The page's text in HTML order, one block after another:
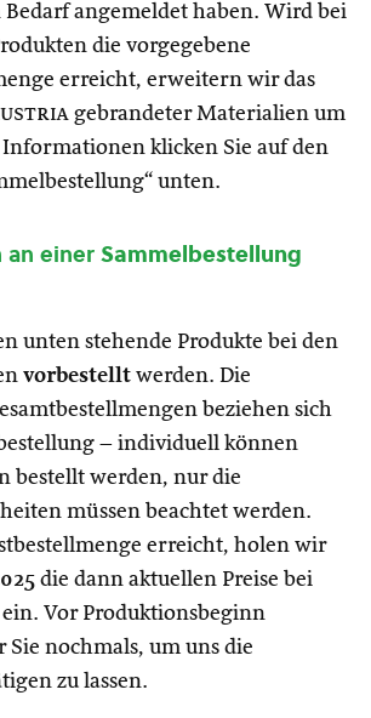
angemeldet haben. Wird bei
die vorgegebene
erreicht, erweitern wir das
gebrandeter Materialien um
klicken Sie auf den
unten.
an einer Sammelbestellung
unten stehende Produkte bei den
vorbestellt werden. Die
beziehen sich
– individuell können
bestellt werden, nur die
müssen beachtet werden.
erreicht, holen wir
die dann aktuellen Preise bei
Vor Produktionsbeginn
nochmals, um uns die
zu lassen.